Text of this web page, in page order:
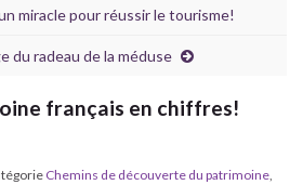
miracle pour réussir le tourisme!
du radeau de la méduse
français en chiffres!
Chemins de découverte du patrimoine,